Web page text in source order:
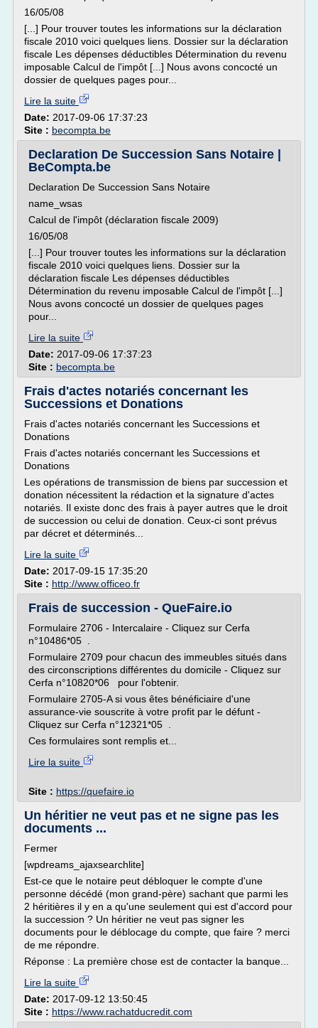
16/05/08
[...] Pour trouver toutes les informations sur la déclaration
fiscale 2010 voici quelques liens. Dossier sur la déclaration
fiscale Les dépenses déductibles Détermination du revenu
imposable Calcul de l'impôt [...] Nous avons concocté un
dossier de quelques pages pour...
Lire la suite
Date: 2017-09-06 17:37:23
Site : becompta.be
Declaration De Succession Sans Notaire |
BeCompta.be
Declaration De Succession Sans Notaire
name_wsas
Calcul de l'impôt (déclaration fiscale 2009)
16/05/08
[...] Pour trouver toutes les informations sur la déclaration
fiscale 2010 voici quelques liens. Dossier sur la
déclaration fiscale Les dépenses déductibles
Détermination du revenu imposable Calcul de l'impôt [...]
Nous avons concocté un dossier de quelques pages
pour...
Lire la suite
Date: 2017-09-06 17:37:23
Site : becompta.be
Frais d'actes notariés concernant les
Successions et Donations
Frais d'actes notariés concernant les Successions et
Donations
Frais d'actes notariés concernant les Successions et
Donations
Les opérations de transmission de biens par succession et
donation nécessitent la rédaction et la signature d'actes
notariés. Il existe donc des frais à payer autres que le droit
de succession ou celui de donation. Ceux-ci sont prévus
par décret et déterminés...
Lire la suite
Date: 2017-09-15 17:35:20
Site : http://www.officeo.fr
Frais de succession - QueFaire.io
Formulaire 2706 - Intercalaire - Cliquez sur Cerfa
n°10486*05 .
Formulaire 2709 pour chacun des immeubles situés dans
des circonscriptions différentes du domicile - Cliquez sur
Cerfa n°10820*06 pour l'obtenir.
Formulaire 2705-A si vous êtes bénéficiaire d'une
assurance-vie souscrite à votre profit par le défunt -
Cliquez sur Cerfa n°12321*05 .
Ces formulaires sont remplis et...
Lire la suite
Site : https://quefaire.io
Un héritier ne veut pas et ne signe pas les
documents ...
Fermer
[wpdreams_ajaxsearchlite]
Est-ce que le notaire peut débloquer le compte d'une
personne décédé (mon grand-père) sachant que parmi les
2 héritières il y en a qu'une seulement qui est d'accord pour
la succession ? Un héritier ne veut pas signer les
documents pour le déblocage du compte, que faire ? merci
de me répondre.
Réponse : La première chose est de contacter la banque...
Lire la suite
Date: 2017-09-12 13:50:45
Site : https://www.rachatducredit.com